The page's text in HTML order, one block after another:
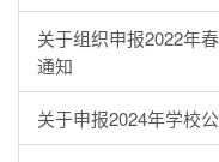
关于组织申报2022年
通知
关于申报2024年学校